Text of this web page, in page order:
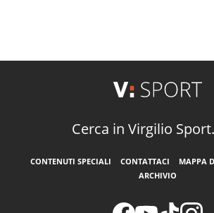
Cerca in Virgilio
CONTENUTI SPECIALI CONTATTACI MAPPA
ARCHIVIO